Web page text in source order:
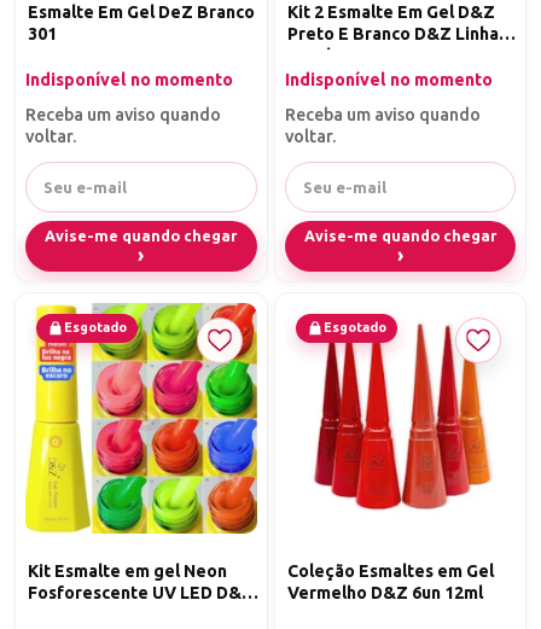
Esmalte Em Gel DeZ Branco
301
Indisponível no momento
Receba um aviso quando
voltar.
Avise-me quando chegar
Kit 2 Esmalte Em Gel D&Z
Preto E Branco D&Z Linha C
7,5ml
Indisponível no momento
Receba um aviso quando
voltar.
Avise-me quando chegar
Esgotado
Kit Esmalte em gel Neon
Fosforescente UV LED D&Z
Esgotado
Coleção Esmaltes em Gel
Vermelho D&Z 6un 12ml